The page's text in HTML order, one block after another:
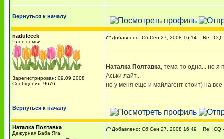
Вернуться к началу
nadulecek
Член семьи
Зарегистрирован: 09.09.2008
Сообщения: 9676
Добавлено: Сб Сен 27, 2008 16:14 Re: ICQ
Наталка Полтавка, тема-то одна... но я
Аськи лайт...
но у меня еще и майлагент стоит) на
Вернуться к началу
Наталка Полтавка
Дежурная Баба Яга
Добавлено: Сб Сен 27, 2008 16:49 Re: ICQ